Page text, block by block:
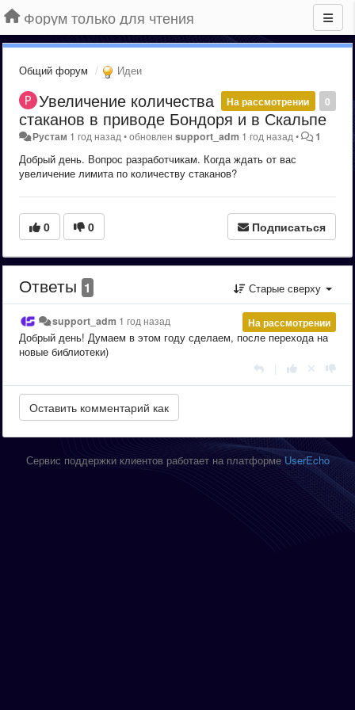
Форум только для чтения
Общий форум Идеи
0
На рассмотрении
Увеличение количества
стаканов в приводе Бондоря и в Скальпе
Рустам 1 год назад •обновленsupport_adm 1 год назад • 1
Добрый день. Вопрос разработчикам. Когда ждать от вас
увеличение лимита по количеству стаканов?
0 0 Подписаться
Ответы 1 Старые сверху
На рассмотрении
support_adm 1 год назад
Добрый день! Думаем в этом году сделаем, после перехода на
новые библиотеки)
Сервис поддержки клиентов работает на платформеUserEcho